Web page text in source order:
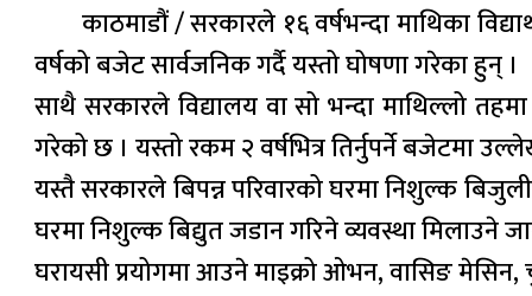
काठमाडौं / सरकारले १६ वर्षभन्दा माथिका
वर्षको बजेट सार्वजनिक गर्दै यस्तो घोषणा गरेका हुन् ।
साथै सरकारले विद्यालय वा सो भन्दा माथिल्लो
गरेको छ । यस्तो रकम २ वर्षभित्र तिर्नुपर्ने बजेटमा
यस्तै सरकारले बिपन्न परिवारको घरमा निशुल्क
घरमा निशुल्क बिद्युत जडान गरिने व्यवस्था मिलाउने
घरायसी प्रयोगमा आउने माइक्रो ओभन, वासिङ